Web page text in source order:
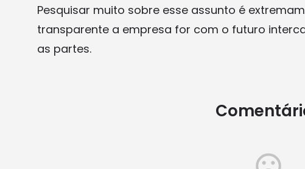
Pesquisar muito sobre esse assunto é
transparente a empresa for com o futuro
as partes.